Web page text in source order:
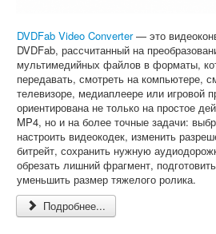
DVDFab Video Converter— это
DVDFab, рассчитанный на
мультимедийных файлов в форматы,
передавать, смотреть на компьютере,
телевизоре, медиаплеере или игровой
ориентирована не только на простое
MP4, но и на более точные задачи:
настроить видеокодек, изменить
битрейт, сохранить нужную
обрезать лишний фрагмент,
уменьшить размер тяжелого ролика.
Подробнее...